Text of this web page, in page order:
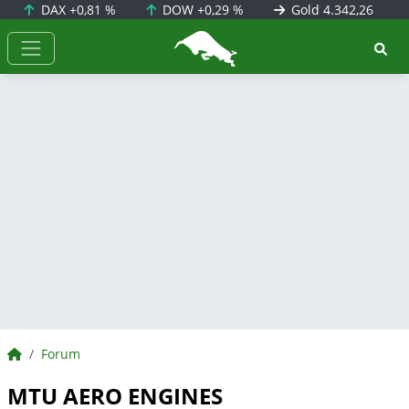
DAX +0,81 % DOW+0,29 % Gold 4.342,26
BörsenNEWS.de
BörsenNEWS.de
Forum
MTU AERO ENGINES